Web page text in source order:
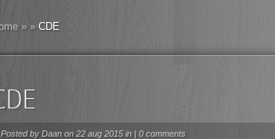
» » CDE
Posted by Daan on 22 aug 2015 in | 0 comments